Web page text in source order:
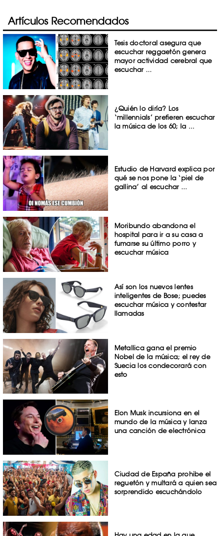
Artículos Recomendados
Tesis doctoral asegura que
escuchar reggaetón genera
mayor actividad cerebral que
escuchar ...
¿Quién lo diría? Los
‘millennials’ prefieren escuchar
la música de los 60; la ...
Estudio de Harvard explica por
qué se nos pone la ‘piel de
gallina’ al escuchar ...
Moribundo abandona el
hospital para ir a su casa a
fumarse su último porro y
escuchar música
Así son los nuevos lentes
inteligentes de Bose; puedes
escuchar música y contestar
llamadas
Metallica gana el premio
Nobel de la música; el rey de
Suecia los condecorará con
esto
Elon Musk incursiona en el
mundo de la música y lanza
una canción de electrónica
Ciudad de España prohibe el
reguetón y multará a quien sea
sorprendido escuchándolo